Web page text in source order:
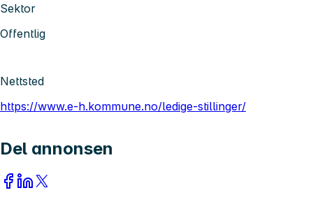
Sektor
Offentlig
Nettsted
https://www.e-h.kommune.no/ledige-stillinger/
Del annonsen